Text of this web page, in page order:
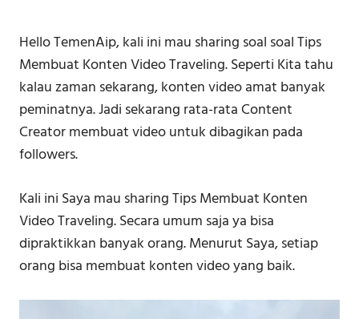
Hello TemenAip, kali ini mau sharing soal soal Tips
Membuat Konten Video Traveling. Seperti Kita tahu
kalau zaman sekarang, konten video amat banyak
peminatnya. Jadi sekarang rata-rata Content
Creator membuat video untuk dibagikan pada
followers.
Kali ini Saya mau sharing Tips Membuat Konten
Video Traveling. Secara umum saja ya bisa
dipraktikkan banyak orang. Menurut Saya, setiap
orang bisa membuat konten video yang baik.